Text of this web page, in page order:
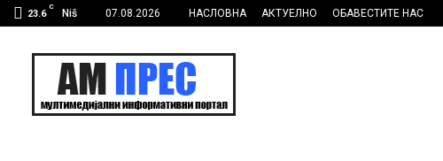
23.6
C
Niš 07.08.2026 НАСЛОВНА АКТУЕЛНО ОБАВЕСТИТЕ НАС